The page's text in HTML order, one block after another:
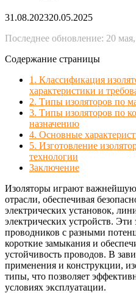
31.08.202320.05.2025
Последнее обновление: 20
Содержание страницы
1. Классификация
характеристики и
2. Типы изоляторов по
3. Типы изоляторов по
назначению
4. Основные
5. Изготовление
технологии
Заключение
Изоляторы играют важнейшую
отрасли, обеспечивая
электрических установок,
электрических устройств.
проводников с разными
короткие замыкания и
устойчивость проводов. В
применения и конструкции,
типы, что позволяет
условиях эксплуатации.